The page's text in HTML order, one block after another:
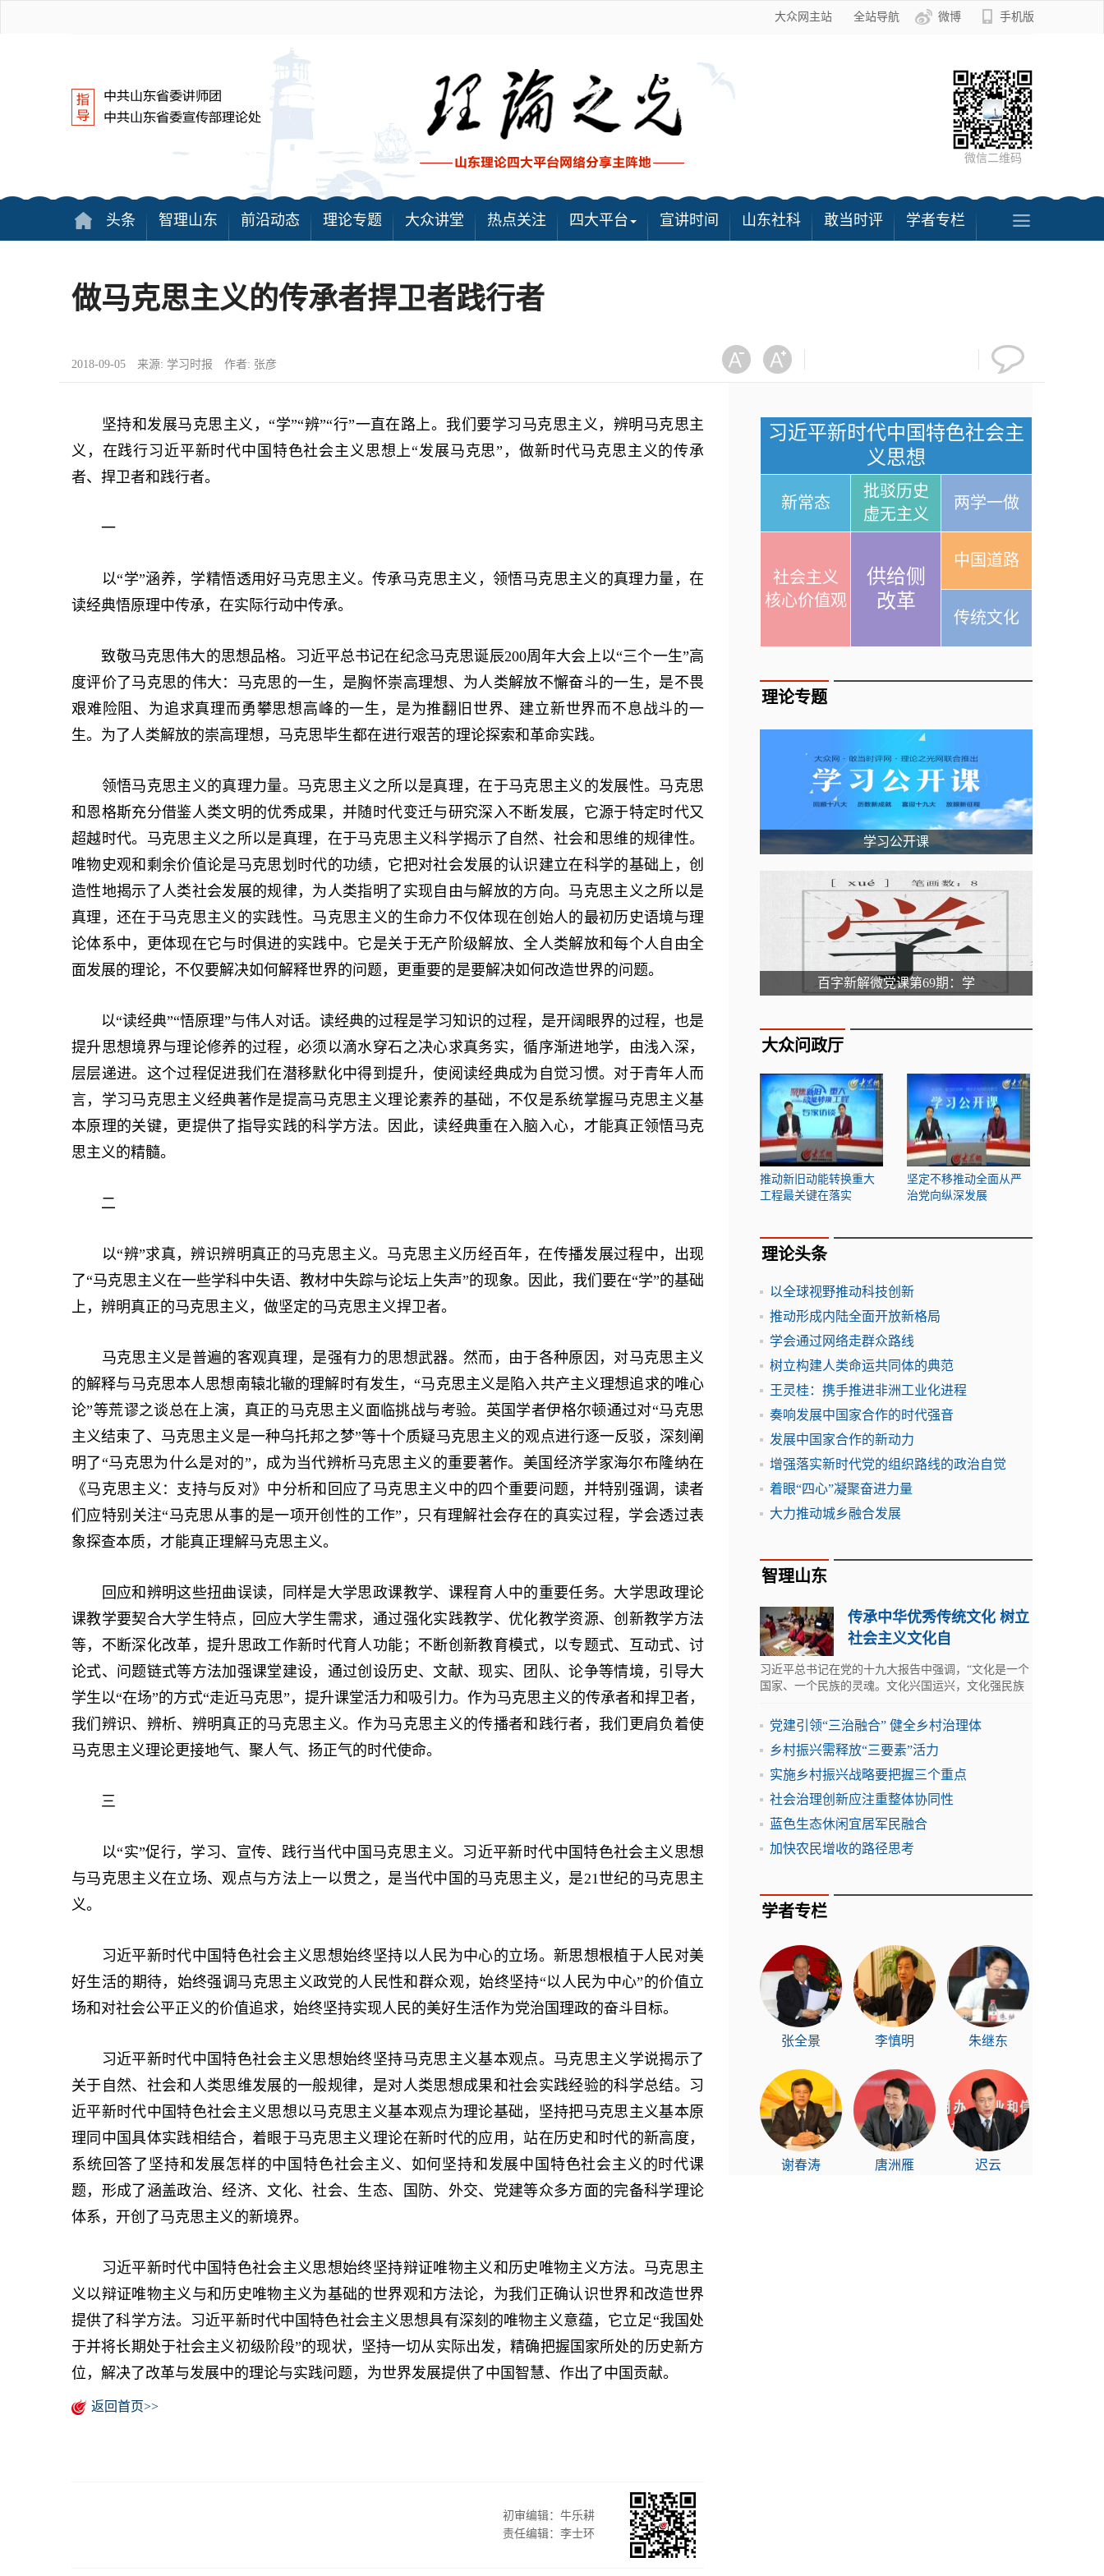
大众网主站 全站导航 微博 手机版
微信二维码
头条 智理山东 前沿动态 理论专题 大众讲堂 热点关注 四大平台 宣讲时间 山东社科 敢当时评 学者专栏
做马克思主义的传承者捍卫者践行者
2018-09-05 来源: 学习时报 作者: 张彦
坚持和发展马克思主义，“学”“辨”“行”一直在路上。我们要学习马克思主义，辨明马克思主
义，在践行习近平新时代中国特色社会主义思想上“发展马克思”，做新时代马克思主义的传承
者、捍卫者和践行者。
一
以“学”涵养，学精悟透用好马克思主义。传承马克思主义，领悟马克思主义的真理力量，在
读经典悟原理中传承，在实际行动中传承。
致敬马克思伟大的思想品格。习近平总书记在纪念马克思诞辰200周年大会上以“三个一生”高
度评价了马克思的伟大：马克思的一生，是胸怀崇高理想、为人类解放不懈奋斗的一生，是不畏
艰难险阻、为追求真理而勇攀思想高峰的一生，是为推翻旧世界、建立新世界而不息战斗的一
生。为了人类解放的崇高理想，马克思毕生都在进行艰苦的理论探索和革命实践。
领悟马克思主义的真理力量。马克思主义之所以是真理，在于马克思主义的发展性。马克思
和恩格斯充分借鉴人类文明的优秀成果，并随时代变迁与研究深入不断发展，它源于特定时代又
超越时代。马克思主义之所以是真理，在于马克思主义科学揭示了自然、社会和思维的规律性。
唯物史观和剩余价值论是马克思划时代的功绩，它把对社会发展的认识建立在科学的基础上，创
造性地揭示了人类社会发展的规律，为人类指明了实现自由与解放的方向。马克思主义之所以是
真理，还在于马克思主义的实践性。马克思主义的生命力不仅体现在创始人的最初历史语境与理
论体系中，更体现在它与时俱进的实践中。它是关于无产阶级解放、全人类解放和每个人自由全
面发展的理论，不仅要解决如何解释世界的问题，更重要的是要解决如何改造世界的问题。
以“读经典”“悟原理”与伟人对话。读经典的过程是学习知识的过程，是开阔眼界的过程，也是
提升思想境界与理论修养的过程，必须以滴水穿石之决心求真务实，循序渐进地学，由浅入深，
层层递进。这个过程促进我们在潜移默化中得到提升，使阅读经典成为自觉习惯。对于青年人而
言，学习马克思主义经典著作是提高马克思主义理论素养的基础，不仅是系统掌握马克思主义基
本原理的关键，更提供了指导实践的科学方法。因此，读经典重在入脑入心，才能真正领悟马克
思主义的精髓。
二
以“辨”求真，辨识辨明真正的马克思主义。马克思主义历经百年，在传播发展过程中，出现
了“马克思主义在一些学科中失语、教材中失踪与论坛上失声”的现象。因此，我们要在“学”的基础
上，辨明真正的马克思主义，做坚定的马克思主义捍卫者。
马克思主义是普遍的客观真理，是强有力的思想武器。然而，由于各种原因，对马克思主义
的解释与马克思本人思想南辕北辙的理解时有发生，“马克思主义是陷入共产主义理想追求的唯心
论”等荒谬之谈总在上演，真正的马克思主义面临挑战与考验。英国学者伊格尔顿通过对“马克思
主义结束了、马克思主义是一种乌托邦之梦”等十个质疑马克思主义的观点进行逐一反驳，深刻阐
明了“马克思为什么是对的”，成为当代辨析马克思主义的重要著作。美国经济学家海尔布隆纳在
《马克思主义：支持与反对》中分析和回应了马克思主义中的四个重要问题，并特别强调，读者
们应特别关注“马克思从事的是一项开创性的工作”，只有理解社会存在的真实过程，学会透过表
象探查本质，才能真正理解马克思主义。
回应和辨明这些扭曲误读，同样是大学思政课教学、课程育人中的重要任务。大学思政理论
课教学要契合大学生特点，回应大学生需求，通过强化实践教学、优化教学资源、创新教学方法
等，不断深化改革，提升思政工作新时代育人功能；不断创新教育模式，以专题式、互动式、讨
论式、问题链式等方法加强课堂建设，通过创设历史、文献、现实、团队、论争等情境，引导大
学生以“在场”的方式“走近马克思”，提升课堂活力和吸引力。作为马克思主义的传承者和捍卫者，
我们辨识、辨析、辨明真正的马克思主义。作为马克思主义的传播者和践行者，我们更肩负着使
马克思主义理论更接地气、聚人气、扬正气的时代使命。
三
以“实”促行，学习、宣传、践行当代中国马克思主义。习近平新时代中国特色社会主义思想
与马克思主义在立场、观点与方法上一以贯之，是当代中国的马克思主义，是21世纪的马克思主
义。
习近平新时代中国特色社会主义思想始终坚持以人民为中心的立场。新思想根植于人民对美
好生活的期待，始终强调马克思主义政党的人民性和群众观，始终坚持“以人民为中心”的价值立
场和对社会公平正义的价值追求，始终坚持实现人民的美好生活作为党治国理政的奋斗目标。
习近平新时代中国特色社会主义思想始终坚持马克思主义基本观点。马克思主义学说揭示了
关于自然、社会和人类思维发展的一般规律，是对人类思想成果和社会实践经验的科学总结。习
近平新时代中国特色社会主义思想以马克思主义基本观点为理论基础，坚持把马克思主义基本原
理同中国具体实践相结合，着眼于马克思主义理论在新时代的应用，站在历史和时代的新高度，
系统回答了坚持和发展怎样的中国特色社会主义、如何坚持和发展中国特色社会主义的时代课
题，形成了涵盖政治、经济、文化、社会、生态、国防、外交、党建等众多方面的完备科学理论
体系，开创了马克思主义的新境界。
习近平新时代中国特色社会主义思想始终坚持辩证唯物主义和历史唯物主义方法。马克思主
义以辩证唯物主义与和历史唯物主义为基础的世界观和方法论，为我们正确认识世界和改造世界
提供了科学方法。习近平新时代中国特色社会主义思想具有深刻的唯物主义意蕴，它立足“我国处
于并将长期处于社会主义初级阶段”的现状，坚持一切从实际出发，精确把握国家所处的历史新方
位，解决了改革与发展中的理论与实践问题，为世界发展提供了中国智慧、作出了中国贡献。
返回首页>>
初审编辑：牛乐耕
责任编辑：李士环
习近平新时代中国特色社会主
义思想
新常态
批驳历史
虚无主义
两学一做
社会主义
核心价值观
供给侧
改革
中国道路
传统文化
理论专题
学习公开课
百字新解微党课第69期：学
大众问政厅
推动新旧动能转换重大
工程最关键在落实
坚定不移推动全面从严
治党向纵深发展
理论头条
以全球视野推动科技创新
推动形成内陆全面开放新格局
学会通过网络走群众路线
树立构建人类命运共同体的典范
王灵桂：携手推进非洲工业化进程
奏响发展中国家合作的时代强音
发展中国家合作的新动力
增强落实新时代党的组织路线的政治自觉
着眼“四心”凝聚奋进力量
大力推动城乡融合发展
智理山东
传承中华优秀传统文化 树立
社会主义文化自
习近平总书记在党的十九大报告中强调，“文化是一个
国家、一个民族的灵魂。文化兴国运兴，文化强民族
党建引领“三治融合” 健全乡村治理体
乡村振兴需释放“三要素”活力
实施乡村振兴战略要把握三个重点
社会治理创新应注重整体协同性
蓝色生态休闲宜居军民融合
加快农民增收的路径思考
学者专栏
张全景 李慎明 朱继东
谢春涛 唐洲雁 迟云